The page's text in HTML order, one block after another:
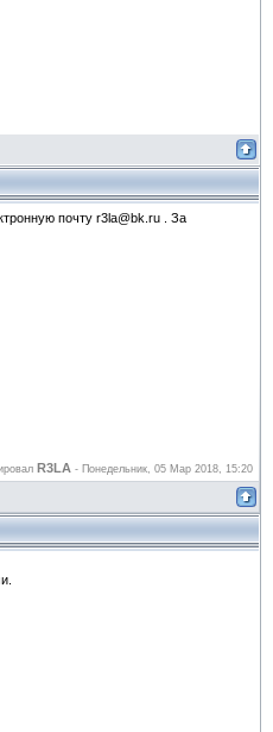
почту r3la@bk.ru . За
R3LA - Понедельник, 05 Мар 2018, 15:20